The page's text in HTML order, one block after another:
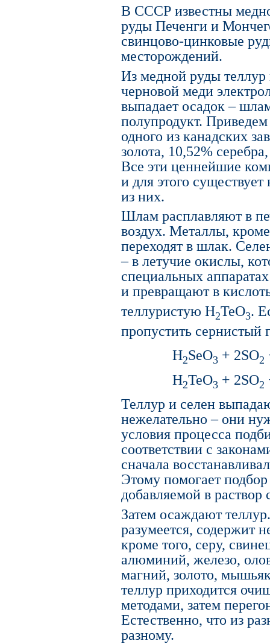
В СССР известны
руды Печенги и
свинцово-цинковые
месторождений.
Из медной руды
черновой меди
выпадает осадок –
полупродукт.
одного из канадских
золота, 10,52%
Все эти ценнейшие
и для этого
из них.
Шлам расплавляют в
воздух. Металлы,
переходят в шлак.
– в летучие окислы,
специальных
и превращают в
теллуристую H2TeO3.
пропустить сернистый
H2SeO3 + 2SO2
H2TeO3 + 2SO2
Теллур и селен
нежелательно – они
условия процесса
соответствии с
сначала
Этому помогает
добавляемой в раствор
Затем осаждают
разумеется, содержит
кроме того, серу,
алюминий, железо,
магний, золото,
теллур приходится
методами, затем
Естественно, что из
разному.